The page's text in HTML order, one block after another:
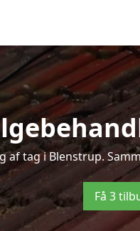
af tag i Blenstrup.
Få 3